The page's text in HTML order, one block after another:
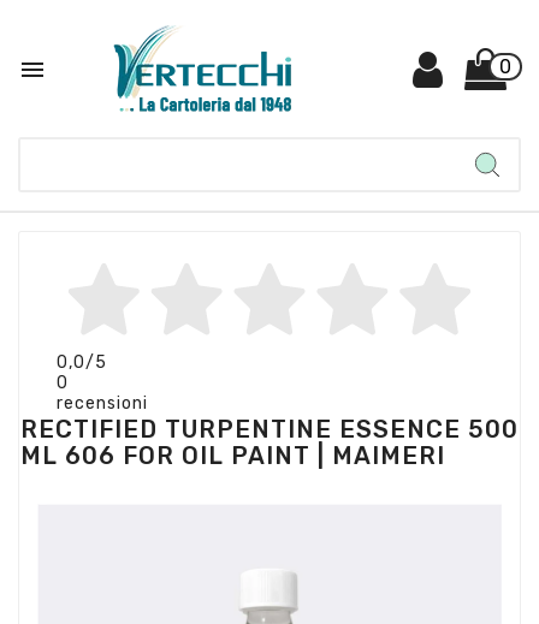
 0
0,0/5
0
recensioni
RECTIFIED TURPENTINE ESSENCE 500
ML 606 FOR OIL PAINT | MAIMERI